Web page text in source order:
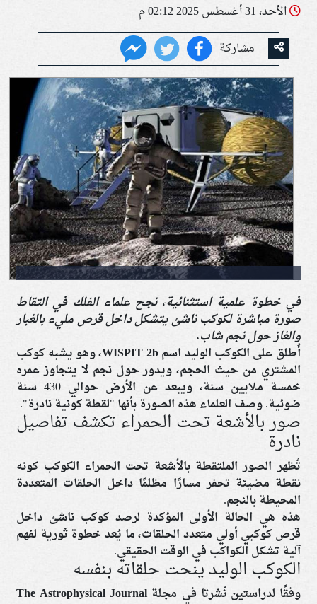
الأحد، 31 أغسطس 2025 02:12 م
مشاركة
في خطوة علمية استثنائية، نجح علماء الفلك في التقاط
صورة مباشرة لكوكب ناشئ يتشكل داخل قرص مليء بالغبار
والغاز حول نجم شاب.
أُطلق على الكوكب الوليد اسمWISPIT 2b، وهو يشبه كوكب
المشتري من حيث الحجم، ويدور حول نجم لا يتجاوز عمره
خمسة ملايين سنة، ويبعد عن الأرض حوالي 430 سنة
ضوئية. وصف العلماء هذه الصورة بأنها "لقطة كونية نادرة".
صور بالأشعة تحت الحمراء تكشف تفاصيل
نادرة
تُظهر الصور الملتقطة بالأشعة تحت الحمراء الكوكب كونه
نقطة مضيئة تحفر مسارًا مظلمًا داخل الحلقات المتعددة
المحيطة بالنجم.
هذه هي الحالة الأولى المؤكدة لرصد كوكب ناشئ داخل
قرص كوكبي أولي متعدد الحلقات، ما يُعد خطوة ثورية لفهم
آلية تشكل الكواكب في الوقت الحقيقي.
الكوكب الوليد ينحت حلقاته بنفسه
وفقًا لدراستين نُشرتا في مجلة The Astrophysical Journal